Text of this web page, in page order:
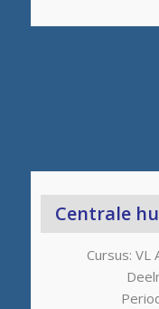
Centrale
Cursus: VL